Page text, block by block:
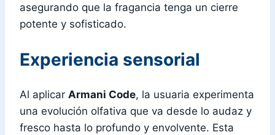
asegurando que la fragancia tenga un cierre
potente y sofisticado.
Experiencia sensorial
Al aplicar Armani Code, la usuaria experimenta
una evolución olfativa que va desde lo audaz y
fresco hasta lo profundo y envolvente. Esta